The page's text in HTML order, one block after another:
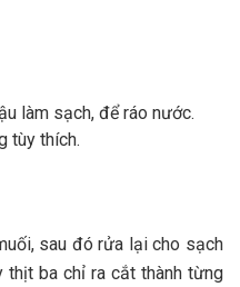
làm sạch, để ráo nước.
tùy thích.
sau đó rửa lại cho sạch
thịt ba chỉ ra cắt thành từng